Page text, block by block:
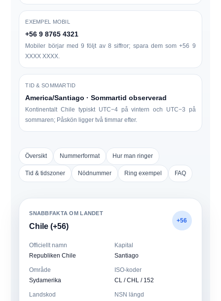
EXEMPEL MOBIL
+56 9 8765 4321
Mobiler börjar med9 följt av 8 siffror; spara dem som+56 9
XXXX XXXX.
TID & SOMMARTID
America/Santiago · Sommartid observerad
Kontinentalt Chile typiskt UTC−4 på vintern och UTC−3 på
sommaren; Påskön ligger två timmar efter.
Översikt Nummerformat Hur man ringer
Tid & tidszoner Nödnummer Ring exempel FAQ
SNABBFAKTA OM LANDET
Chile (+56)
+56
Officiellt namn
Republiken Chile
Kapital
Santiago
Område
Sydamerika
ISO-koder
CL / CHL / 152
Landskod
NSN längd